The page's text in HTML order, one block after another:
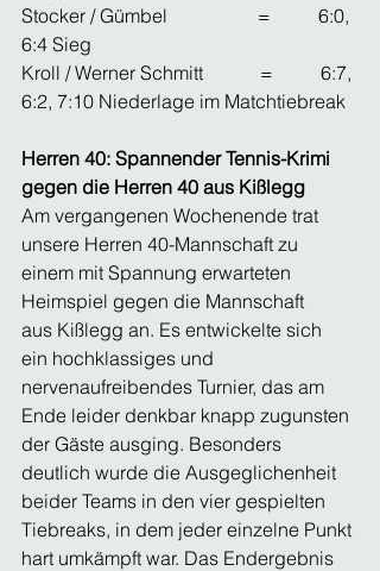
Stocker / Gümbel                   =          6:0,
6:4 Sieg
Kroll / Werner Schmitt            =          6:7,
6:2, 7:10 Niederlage im Matchtiebreak
Herren 40: Spannender Tennis-Krimi
gegen die Herren 40 aus Kißlegg
Am vergangenen Wochenende trat
unsere Herren 40-Mannschaft zu
einem mit Spannung erwarteten
Heimspiel gegen die Mannschaft
aus Kißlegg an. Es entwickelte sich
ein hochklassiges und
nervenaufreibendes Turnier, das am
Ende leider denkbar knapp zugunsten
der Gäste ausging. Besonders
deutlich wurde die Ausgeglichenheit
beider Teams in den vier gespielten
Tiebreaks, in dem jeder einzelne Punkt
hart umkämpft war. Das Endergebnis